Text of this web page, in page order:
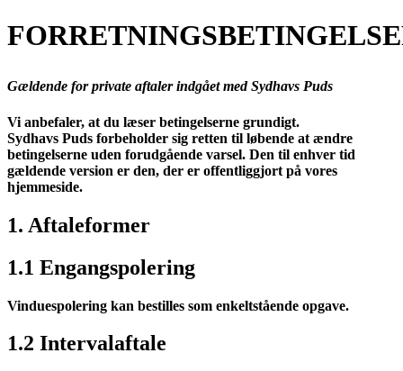
Gældende for private aftaler indgået med Sydhavs Puds
Vi anbefaler, at du læser betingelserne grundigt.
Sydhavs Puds forbeholder sig retten til løbende at ændre
betingelserne uden forudgående varsel. Den til enhver tid
gældende version er den, der er offentliggjort på vores
hjemmeside.
1. Aftaleformer
1.1 Engangspolering
Vinduespolering kan bestilles som enkeltstående opgave.
1.2 Intervalaftale